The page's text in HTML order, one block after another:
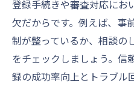
登録手続きや審査対応にお
欠だからです。例えば、事
制が整っているか、相談の
をチェックしましょう。信
録の成功率向上とトラブル